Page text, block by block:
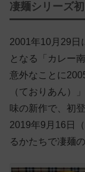
凄麺シリーズ
2001年10月29日
となる「カレー
意外なことに
（ておりあん）
味の新作で、初
2019年9月16日
るかたちで凄麺